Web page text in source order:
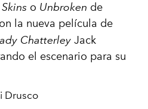
Skins o Unbroken de
la nueva película de
Chatterley Jack
el escenario para su
Drusco